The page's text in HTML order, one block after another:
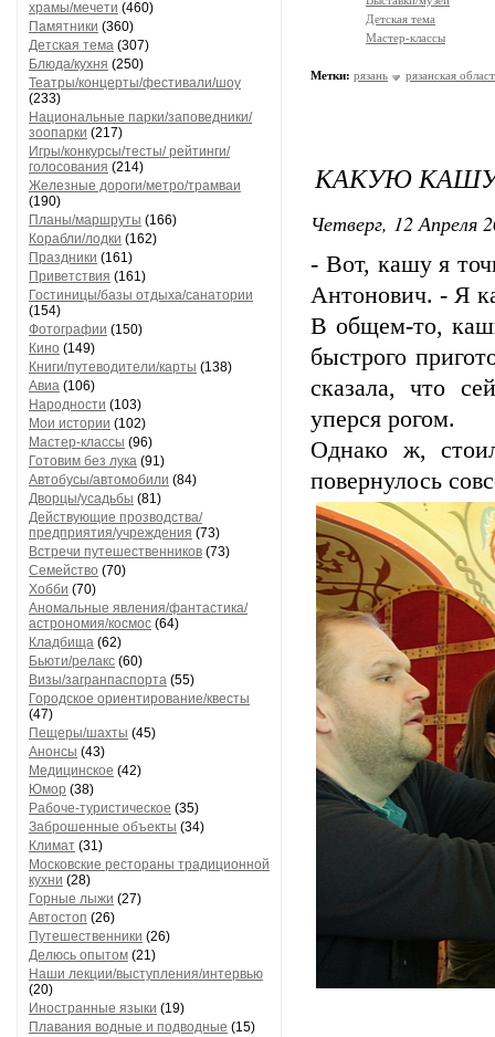
храмы/мечети (460)
Памятники (360)
Детская тема (307)
Блюда/кухня (250)
Театры/концерты/фестивали/шоу
(233)
Национальные парки/заповедники/
зоопарки (217)
Игры/конкурсы/тесты/ рейтинги/
голосования (214)
Железные дороги/метро/трамваи
(190)
Планы/маршруты (166)
Корабли/лодки (162)
Праздники (161)
Приветствия (161)
Гостиницы/базы отдыха/санатории
(154)
Фотографии (150)
Кино (149)
Книги/путеводители/карты (138)
Авиа (106)
Народности (103)
Мои истории (102)
Мастер-классы (96)
Готовим без лука (91)
Автобусы/автомобили (84)
Дворцы/усадьбы (81)
Действующие прозводства/
предприятия/учреждения (73)
Встречи путешественников (73)
Семейство (70)
Хобби (70)
Аномальные явления/фантастика/
астрономия/космос (64)
Кладбища (62)
Бьюти/релакс (60)
Визы/загранпаспорта (55)
Городское ориентирование/квесты
(47)
Пещеры/шахты (45)
Анонсы (43)
Медицинское (42)
Юмор (38)
Рабоче-туристическое (35)
Заброшенные объекты (34)
Климат (31)
Московские рестораны традиционной
кухни (28)
Горные лыжи (27)
Автостоп (26)
Путешественники (26)
Делюсь опытом (21)
Наши лекции/выступления/интервью
(20)
Иностранные языки (19)
Плавания водные и подводные (15)
Детская тема
Мастер-классы
Метки: рязань рязанская
КАКУЮ
Четверг, 12 Апреля
- Вот, кашу я
Антонович. - Я
В общем-то,
быстрого
сказала, что
уперся рогом.
Однако ж,
повернулось